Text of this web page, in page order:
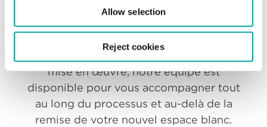
Allow selection
Reject cookies
Intégration et support
De la consultation à la conception et à la
mise en œuvre, notre équipe est
disponible pour vous accompagner tout
au long du processus et au-delà de la
remise de votre nouvel espace blanc.